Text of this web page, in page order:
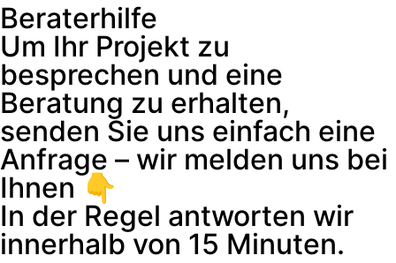
Beraterhilfe
Um Ihr Projekt zu
besprechen und eine
Beratung zu erhalten,
senden Sie uns einfach eine
Anfrage – wir melden uns bei
Ihnen 👇
In der Regel antworten wir
innerhalb von 15 Minuten.